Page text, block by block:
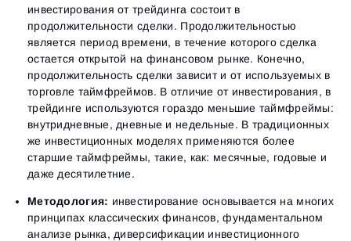
инвестирования от трейдинга состоит в
продолжительности сделки. Продолжительностью
является период времени, в течение которого сделка
остается открытой на финансовом рынке. Конечно,
продолжительность сделки зависит и от используемых в
торговле таймфреймов. В отличие от инвестирования, в
трейдинге используются гораздо меньшие таймфреймы:
внутридневные, дневные и недельные. В традиционных
же инвестиционных моделях применяются более
старшие таймфреймы, такие, как: месячные, годовые и
даже десятилетние.
Методология: инвестирование основывается на многих
принципах классических финансов, фундаментальном
анализе рынка, диверсификации инвестиционного